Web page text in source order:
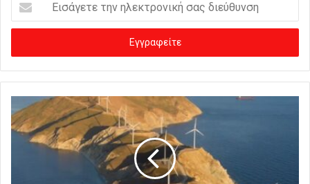
σ
γ
ε
τ
η